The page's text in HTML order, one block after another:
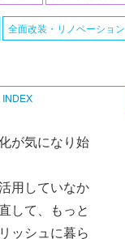
INDEX
全面改装・リノベーション
が気になり始
用していなか
して、もっと
ッシュに暮ら